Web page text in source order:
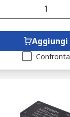
Aggiungi
Confronta